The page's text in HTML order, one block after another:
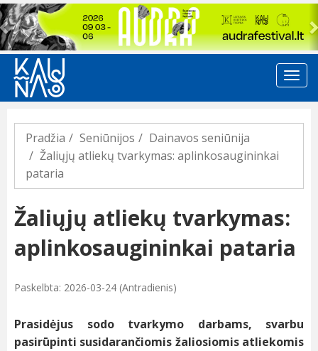
Previous
Pradžia Seniūnijos
Dainavos seniūnija
Žaliųjų atliekų tvarkymas: aplinkosaugininkai
pataria
Žaliųjų atliekų tvarkymas:
aplinkosaugininkai pataria
Paskelbta: 2026-03-24 (Antradienis)
Prasidėjus sodo tvarkymo darbams, svarbu
pasirūpinti susidarančiomis žaliosiomis atliekomis